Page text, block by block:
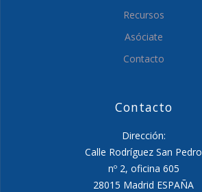
Recursos
Asóciate
Contacto
Contacto
Dirección:
Calle Rodríguez San Pedro
nº 2, oficina 605
28015 Madrid ESPAÑA